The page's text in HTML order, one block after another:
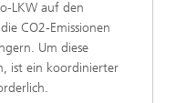
LKW auf den
CO2-Emissionen
Um diese
ist ein koordinierter